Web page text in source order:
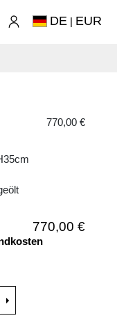
DE | EUR
770,00 €
770,00 €
>